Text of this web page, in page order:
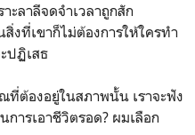
ลาลีจดจำเวลาถูกสัก
งที่เขาก็ไม่ต้องการให้ใครทำ
ปฏิเสธ
ต้องอยู่ในสภาพนั้น เราจะฟัง
ารเอาชีวิตรอด? ผมเลือก